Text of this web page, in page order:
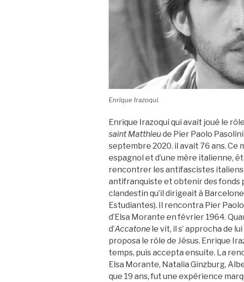
Enrique Irazoqui.
Enrique Irazoqui qui avait joué le
saint Matthieude Pier Paolo
septembre 2020. il avait 76 ans. Ce
espagnol et d’une mère italienne,
rencontrer les antifascistes italiens
antifranquiste et obtenir des fonds
clandestin qu’il dirigeait à
Estudiantes). Il rencontra Pier
d’Elsa Morante en février 1964.
d’Accatone le vit, il s’ approcha de
proposa le rôle de Jésus. Enrique
temps, puis accepta ensuite. La
Elsa Morante, Natalia Ginzburg,
que 19 ans, fut une expérience